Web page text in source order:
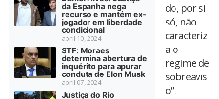
da Espanha nega
recurso e mantém ex-
jogador em liberdade
condicional
abril 10, 2024
STF: Moraes
determina abertura de
inquérito para apurar
conduta de Elon Musk
abril 07, 2024
Justiça do Rio
do, por si
só, não
caracteriz
a o
regime de
sobreavis
o”.